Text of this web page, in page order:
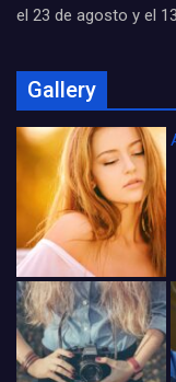
el 23 de agosto y el
Gallery